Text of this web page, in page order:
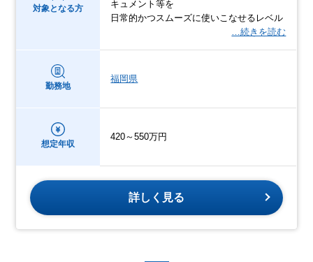
対象となる方
キュメント等を
日常的かつスムーズに使いこなせるレベル
…続きを読む
勤務地
福岡県
想定年収
420～550万円
詳しく見る